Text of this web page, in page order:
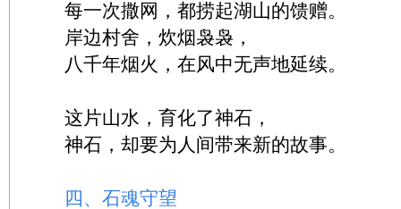
每一次撒网，都捞起湖山的馈赠。
岸边村舍，炊烟袅袅，
八千年烟火，在风中无声地延续。
这片山水，育化了神石，
神石，却要为人间带来新的故事。
四、石魂守望